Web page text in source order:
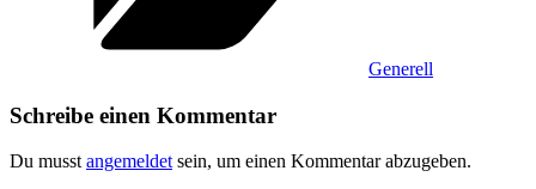
Generell
Schreibe einen Kommentar
Du musst angemeldet sein, um einen Kommentar abzugeben.